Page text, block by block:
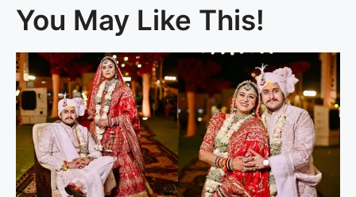
You May Like This!